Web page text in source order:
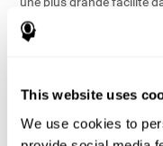
This website uses
We use cookies to
telles que la conduite, la
prise de médicaments et
ont posé une troisième
intègrent plusieurs